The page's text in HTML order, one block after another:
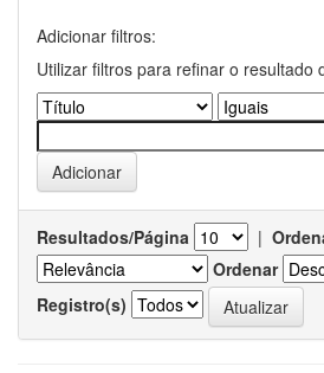
Adicionar filtros:
Utilizar filtros para refinar o resultado
Resultados/Página |
Ordenar
Registro(s)